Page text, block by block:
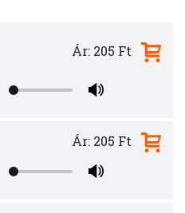
Ár: 205 Ft
Ár: 205 Ft